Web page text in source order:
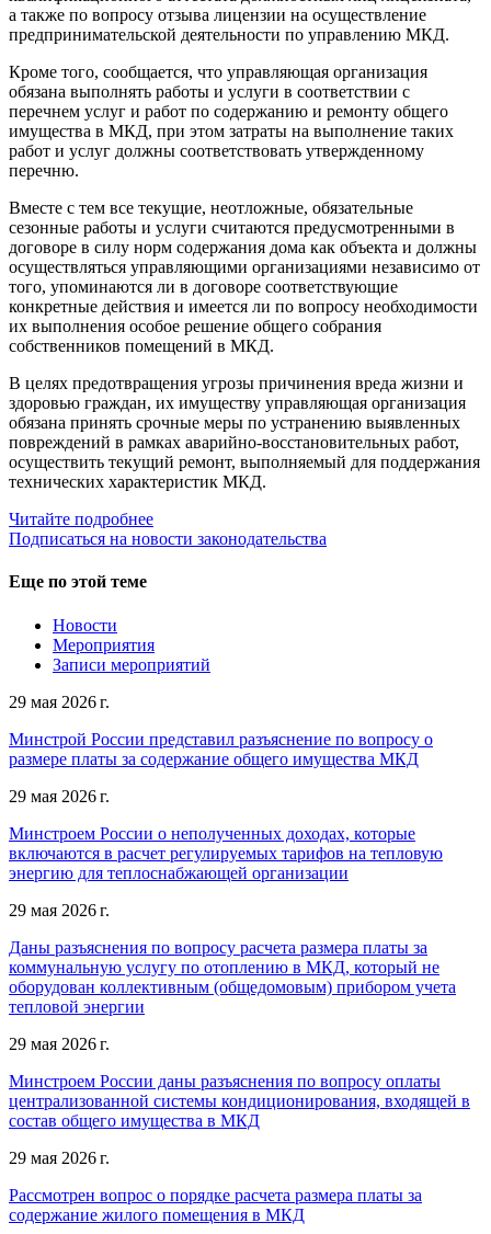
а также по вопросу отзыва лицензии на осуществление
предпринимательской деятельности по управлению МКД.
Кроме того, сообщается, что управляющая организация
обязана выполнять работы и услуги в соответствии с
перечнем услуг и работ по содержанию и ремонту общего
имущества в МКД, при этом затраты на выполнение таких
работ и услуг должны соответствовать утвержденному
перечню.
Вместе с тем все текущие, неотложные, обязательные
сезонные работы и услуги считаются предусмотренными в
договоре в силу норм содержания дома как объекта и должны
осуществляться управляющими организациями независимо от
того, упоминаются ли в договоре соответствующие
конкретные действия и имеется ли по вопросу необходимости
их выполнения особое решение общего собрания
собственников помещений в МКД.
В целях предотвращения угрозы причинения вреда жизни и
здоровью граждан, их имуществу управляющая организация
обязана принять срочные меры по устранению выявленных
повреждений в рамках аварийно-восстановительных работ,
осуществить текущий ремонт, выполняемый для поддержания
технических характеристик МКД.
Читайте подробнее
Подписаться на новости законодательства
Еще по этой теме
Новости
Мероприятия
Записи мероприятий
29 мая 2026 г.
Минстрой России представил разъяснение по вопросу о
размере платы за содержание общего имущества МКД
29 мая 2026 г.
Минстроем России о неполученных доходах, которые
включаются в расчет регулируемых тарифов на тепловую
энергию для теплоснабжающей организации
29 мая 2026 г.
Даны разъяснения по вопросу расчета размера платы за
коммунальную услугу по отоплению в МКД, который не
оборудован коллективным (общедомовым) прибором учета
тепловой энергии
29 мая 2026 г.
Минстроем России даны разъяснения по вопросу оплаты
централизованной системы кондиционирования, входящей в
состав общего имущества в МКД
29 мая 2026 г.
Рассмотрен вопрос о порядке расчета размера платы за
содержание жилого помещения в МКД